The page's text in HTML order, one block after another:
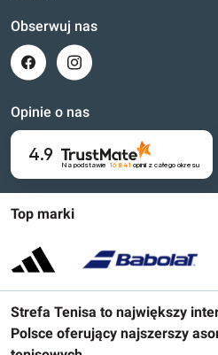
Top marki
Strefa Tenisa to największy
Polsce oferujący najszerszy
Obserwuj nas
Opinie o nas
4.9
Na podstawie 16 841 opinii z całego okresu